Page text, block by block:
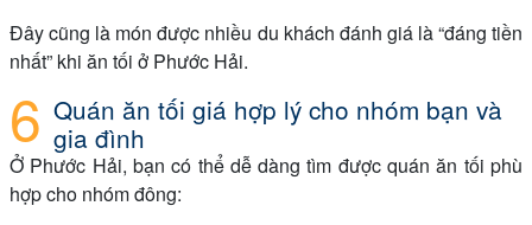
Đây cũng là món được nhiều du khách đánh giá là “đáng tiền
nhất” khi ăn tối ở Phước Hải.
Quán ăn tối giá hợp lý cho nhóm bạn và
gia đình
Ở Phước Hải, bạn có thể dễ dàng tìm được quán ăn tối phù
hợp cho nhóm đông: